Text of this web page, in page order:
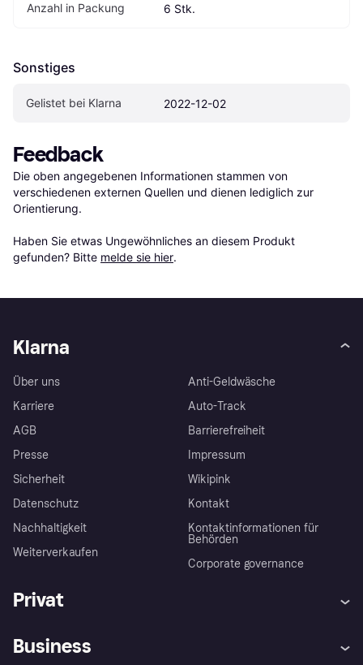
Anzahl in Packung 6 Stk.
Sonstiges
Gelistet bei Klarna 2022-12-02
Feedback
Die oben angegebenen Informationen stammen von
verschiedenen externen Quellen und dienen lediglich zur
Orientierung.
Haben Sie etwas Ungewöhnliches an diesem Produkt
gefunden? Bitte melde sie hier.
Klarna
Über uns
Karriere
AGB
Presse
Sicherheit
Datenschutz
Nachhaltigkeit
Weiterverkaufen
Anti-Geldwäsche
Auto-Track
Barrierefreiheit
Impressum
Wikipink
Kontakt
Kontaktinformationen für
Behörden
Corporate governance
Privat
Business